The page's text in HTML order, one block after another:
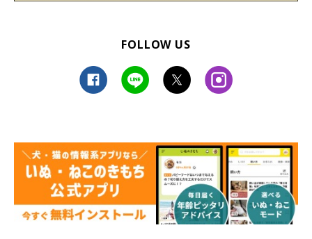
FOLLOW US